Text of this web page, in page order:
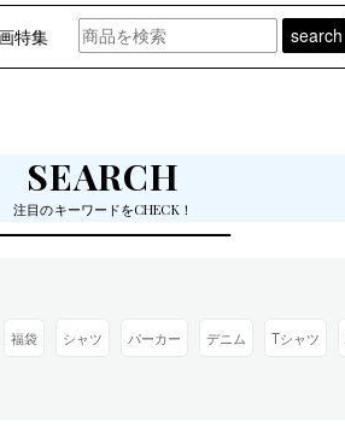
特集 search
SEARCH
注目のキーワードをCHECK！
福袋 シャツ パーカー デニム Tシャツ